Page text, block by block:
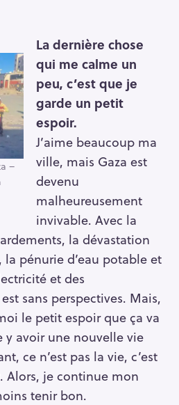
–
La dernière chose
qui me calme un
peu, c’est que je
garde un petit
espoir.
J’aime beaucoup ma
ville, mais Gaza est
devenu
malheureusement
invivable. Avec la
la dévastation
pénurie d’eau potable et
et des
sans perspectives. Mais,
le petit espoir que ça va
y avoir une nouvelle vie
ce n’est pas la vie, c’est
Alors, je continue mon
tenir bon.